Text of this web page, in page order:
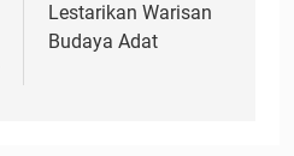
Lestarikan Warisan
Budaya Adat